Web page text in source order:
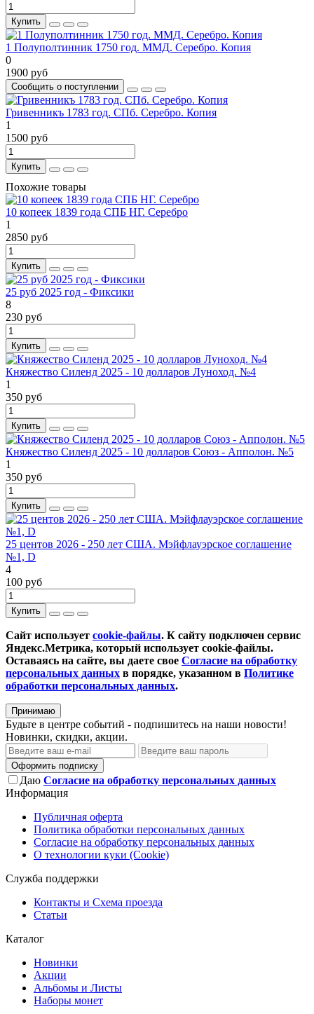
Купить
1 Полуполтинник 1750 год. ММД. Серебро. Копия
0
1900 руб
Сообщить о поступлении
Гривенникъ 1783 год. СПб. Серебро. Копия
1
1500 руб
Купить
Похожие товары
10 копеек 1839 года СПБ НГ. Cеребро
1
2850 руб
Купить
25 руб 2025 год - Фиксики
8
230 руб
Купить
Княжество Силенд 2025 - 10 долларов Луноход. №4
1
350 руб
Купить
Княжество Силенд 2025 - 10 долларов Союз - Апполон. №5
1
350 руб
Купить
25 центов 2026 - 250 лет США. Мэйфлауэрское соглашение
№1, D
4
100 руб
Купить
Сайт использует cookie-файлы. К cайту подключен сервис
Яндекс.Метрика, который использует cookie-файлы.
Оставаясь на сайте, вы даете свое Согласие на обработку
персональных данных в порядке, указанном в Политике
обработки персональных данных.
Принимаю
Будьте в центре событий - подпишитесь на наши новости!
Новинки, скидки, акции.
Оформить подписку
Даю Согласие на обработку персональных данных
Информация
Публичная оферта
Политика обработки персональных данных
Согласие на обработку персональных данных
О технологии куки (Cookie)
Служба поддержки
Контакты и Схема проезда
Статьи
Каталог
Новинки
Акции
Альбомы и Листы
Наборы монет